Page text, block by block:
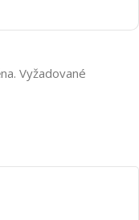
Vyžadované